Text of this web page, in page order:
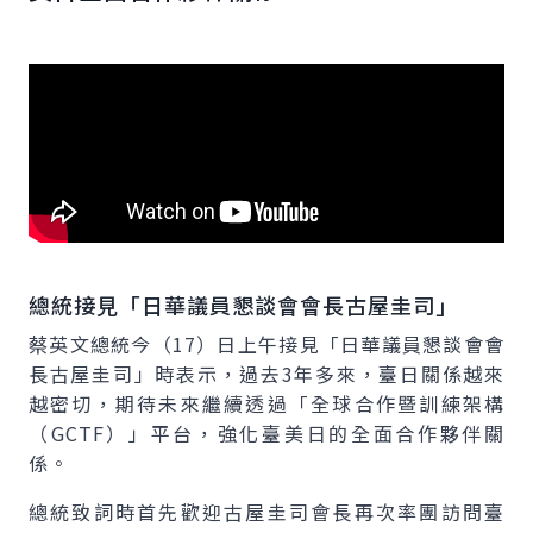
總統接見「日華議員懇談會會長古屋圭司」
蔡英文總統今（17）日上午接見「日華議員懇談會會
長古屋圭司」時表示，過去3年多來，臺日關係越來
越密切，期待未來繼續透過「全球合作暨訓練架構
（GCTF）」平台，強化臺美日的全面合作夥伴關
係。
總統致詞時首先歡迎古屋圭司會長再次率團訪問臺